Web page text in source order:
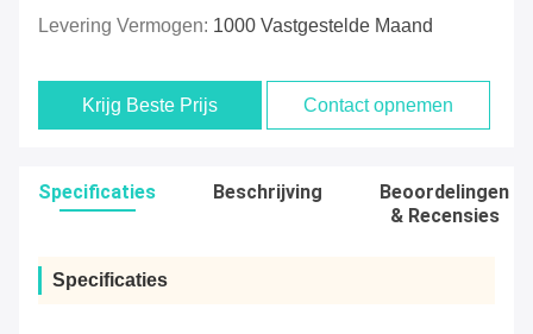
Levering Vermogen: 1000 Vastgestelde Maand
Krijg Beste Prijs Contact opnemen
Specificaties Beschrijving
Beoordelingen
& Recensies
Specificaties